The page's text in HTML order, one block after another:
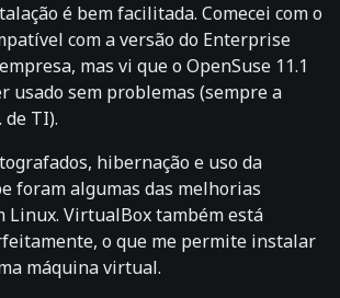
é bem facilitada. Comecei com o
com a versão do Enterprise
mas vi que o OpenSuse 11.1
usado sem problemas (sempre a
de TI).
hibernação e uso da
foram algumas das melhorias
Linux. VirtualBox também está
o que me permite instalar
máquina virtual.